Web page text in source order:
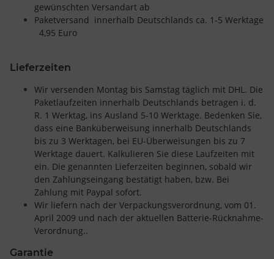
gewünschten Versandart ab
Paketversand innerhalb Deutschlands ca. 1-5 Werktage
4,95 Euro
Lieferzeiten
Wir versenden Montag bis Samstag täglich mit DHL. Die
Paketlaufzeiten innerhalb Deutschlands betragen i. d.
R. 1 Werktag, ins Ausland 5-10 Werktage. Bedenken Sie,
dass eine Banküberweisung innerhalb Deutschlands
bis zu 3 Werktagen, bei EU-Überweisungen bis zu 7
Werktage dauert. Kalkulieren Sie diese Laufzeiten mit
ein. Die genannten Lieferzeiten beginnen, sobald wir
den Zahlungseingang bestätigt haben, bzw. Bei
Zahlung mit Paypal sofort.
Wir liefern nach der Verpackungsverordnung, vom 01.
April 2009 und nach der aktuellen Batterie-Rücknahme-
Verordnung..
Garantie